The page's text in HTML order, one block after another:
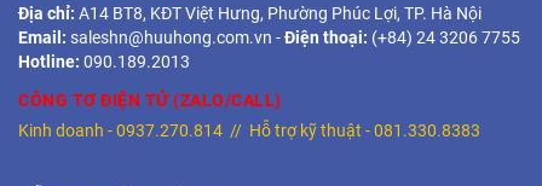
Địa chỉ: A14 BT8, KĐT Việt Hưng, Phường Phúc Lợi, TP. Hà Nội
Email: saleshn@huuhong.com.vn -Điện thoại: (+84) 24 3206 7755
Hotline: 090.189.2013
CÔNG TƠ ĐIỆN TỬ (ZALO/CALL)
Kinh doanh -0937.270.814 // Hỗ trợ kỹ thuật -081.330.8383